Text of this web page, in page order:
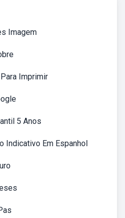
Imagem
Imprimir
5 Anos
Indicativo Em Espanhol